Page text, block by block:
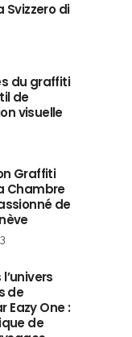
Svizzero di
du graffiti
de
visuelle
Graffiti
Chambre
de
de
Eazy One :
de